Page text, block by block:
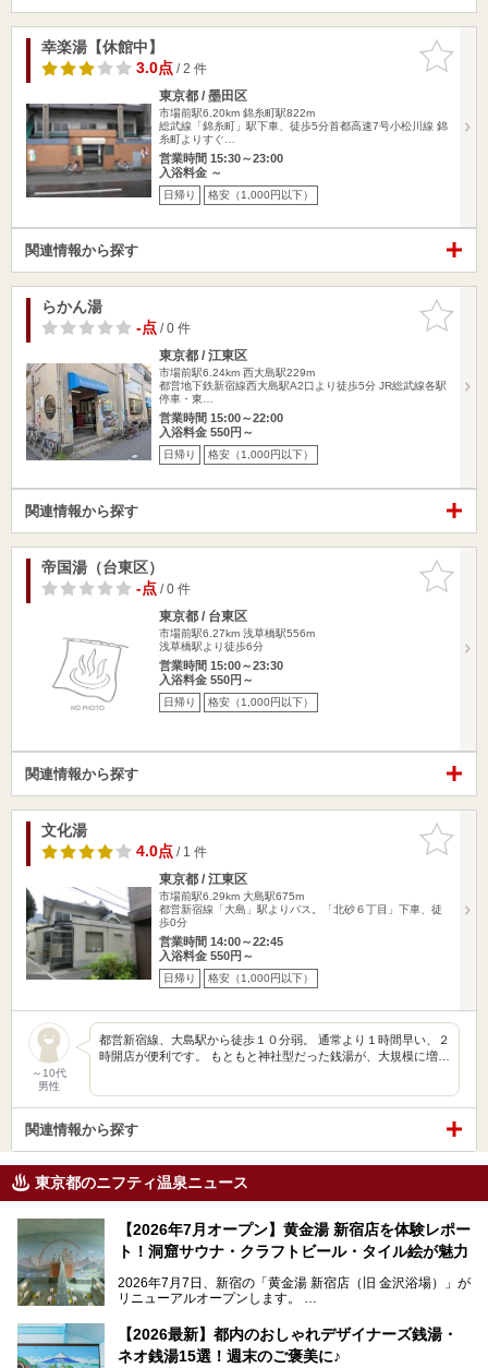
お気に入
りに追加
幸楽湯【休館中】
3.0点/ 2 件
東京都 / 墨田区
市場前駅6.20km 錦糸町駅822m
総武線「錦糸町」駅下車、徒歩5分首都高速7号小松川線 錦
糸町よりすぐ…
営業時間 15:30～23:00
入浴料金 ～
日帰り 格安（1,000円以下）
関連情報から探す
お気に入
りに追加
らかん湯
-点/ 0 件
東京都 / 江東区
市場前駅6.24km 西大島駅229m
都営地下鉄新宿線西大島駅A2口より徒歩5分 JR総武線各駅
停車・東…
営業時間 15:00～22:00
入浴料金 550円～
日帰り 格安（1,000円以下）
関連情報から探す
お気に入
りに追加
帝国湯（台東区）
-点/ 0 件
東京都 / 台東区
市場前駅6.27km 浅草橋駅556m
浅草橋駅より徒歩6分
営業時間 15:00～23:30
入浴料金 550円～
日帰り 格安（1,000円以下）
関連情報から探す
お気に入
りに追加
文化湯
4.0点/ 1 件
東京都 / 江東区
市場前駅6.29km 大島駅675m
都営新宿線「大島」駅よりバス。「北砂６丁目」下車、徒
歩0分
営業時間 14:00～22:45
入浴料金 550円～
日帰り 格安（1,000円以下）
～10代
男性
都営新宿線、大島駅から徒歩１０分弱。 通常より１時間早い、２
時開店が便利です。 もともと神社型だった銭湯が、大規模に増…
関連情報から探す
東京都のニフティ温泉ニュース
【2026年7月オープン】黄金湯 新宿店を体験レポー
ト！洞窟サウナ・クラフトビール・タイル絵が魅力
2026年7月7日、新宿の「黄金湯 新宿店（旧 金沢浴場）」が
リニューアルオープンします。
レトロでノスタルジックなタイル絵はそのまま、昔からここ
を知る地元の人にも、新しく足を運んでくれる人にも愛され
る、今の時代の"銭湯"として生まれ変わりました。洞窟のよ
【2026最新】都内のおしゃれデザイナーズ銭湯・
ネオ銭湯15選！週末のご褒美に♪